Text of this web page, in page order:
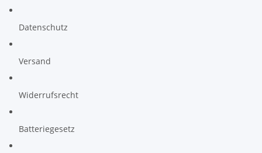
Datenschutz
Versand
Widerrufsrecht
Batteriegesetz